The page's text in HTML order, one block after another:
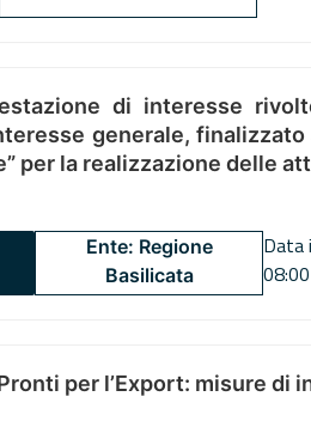
di interesse
generale, finalizzato
per la realizzazione delle
Ente: Regione
Basilicata
Data
08:00
per l’Export: misure